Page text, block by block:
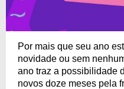
Por mais que seu ano
novidade ou sem
ano traz a possibilidade
novos doze meses pela